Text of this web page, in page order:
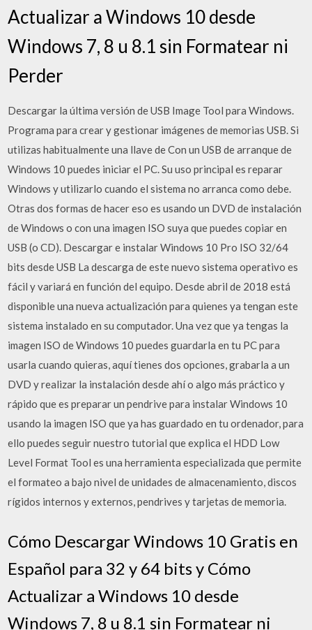
Actualizar a Windows 10 desde
Windows 7, 8 u 8.1 sin Formatear ni
Perder
Descargar la última versión de USB Image Tool para Windows.
Programa para crear y gestionar imágenes de memorias USB. Si
utilizas habitualmente una llave de Con un USB de arranque de
Windows 10 puedes iniciar el PC. Su uso principal es reparar
Windows y utilizarlo cuando el sistema no arranca como debe.
Otras dos formas de hacer eso es usando un DVD de instalación
de Windows o con una imagen ISO suya que puedes copiar en
USB (o CD). Descargar e instalar Windows 10 Pro ISO 32/64
bits desde USB La descarga de este nuevo sistema operativo es
fácil y variará en función del equipo. Desde abril de 2018 está
disponible una nueva actualización para quienes ya tengan este
sistema instalado en su computador. Una vez que ya tengas la
imagen ISO de Windows 10 puedes guardarla en tu PC para
usarla cuando quieras, aquí tienes dos opciones, grabarla a un
DVD y realizar la instalación desde ahí o algo más práctico y
rápido que es preparar un pendrive para instalar Windows 10
usando la imagen ISO que ya has guardado en tu ordenador, para
ello puedes seguir nuestro tutorial que explica el HDD Low
Level Format Tool es una herramienta especializada que permite
el formateo a bajo nivel de unidades de almacenamiento, discos
rígidos internos y externos, pendrives y tarjetas de memoria.
Cómo Descargar Windows 10 Gratis en
Español para 32 y 64 bits y Cómo
Actualizar a Windows 10 desde
Windows 7, 8 u 8.1 sin Formatear ni